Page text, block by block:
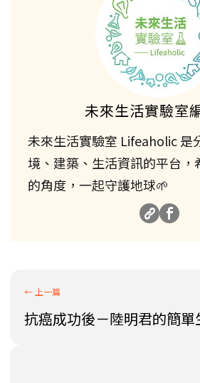
未來生活實驗室
未來生活實驗室 Lifeaholic 是
境、建築、生活資訊的平台，
的角度，一起守護地球🌱
抗癌成功後－陸明君的簡單